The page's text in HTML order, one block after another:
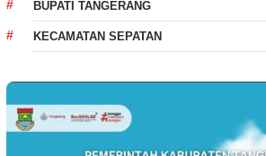
BUPATI TANGERANG
KECAMATAN SEPATAN